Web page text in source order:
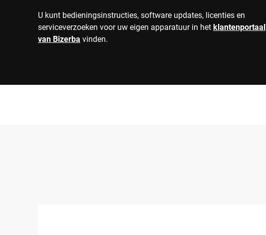
U kunt bedieningsinstructies, software updates, licenties en
serviceverzoeken voor uw eigen apparatuur in hetklantenportaal
van Bizerba vinden.